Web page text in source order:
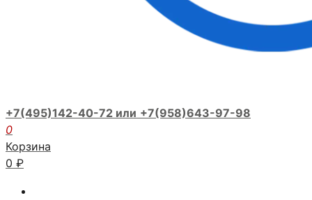
+7(495)142-40-72 или +7(958)643-97-98
0
Корзина
0 ₽